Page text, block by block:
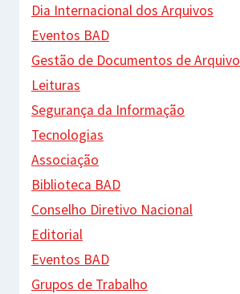
Dia Internacional dos Arquivos
Eventos BAD
Gestão de Documentos de Arquivo
Leituras
Segurança da Informação
Tecnologias
Associação
Biblioteca BAD
Conselho Diretivo Nacional
Editorial
Eventos BAD
Grupos de Trabalho